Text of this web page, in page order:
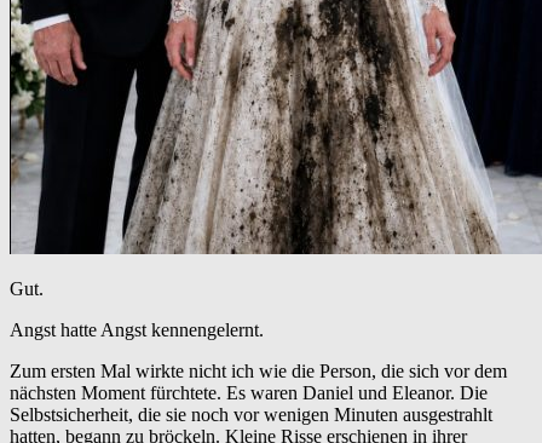
Gut.
Angst hatte Angst kennengelernt.
Zum ersten Mal wirkte nicht ich wie die Person, die sich vor dem
nächsten Moment fürchtete. Es waren Daniel und Eleanor. Die
Selbstsicherheit, die sie noch vor wenigen Minuten ausgestrahlt
hatten, begann zu bröckeln. Kleine Risse erschienen in ihrer